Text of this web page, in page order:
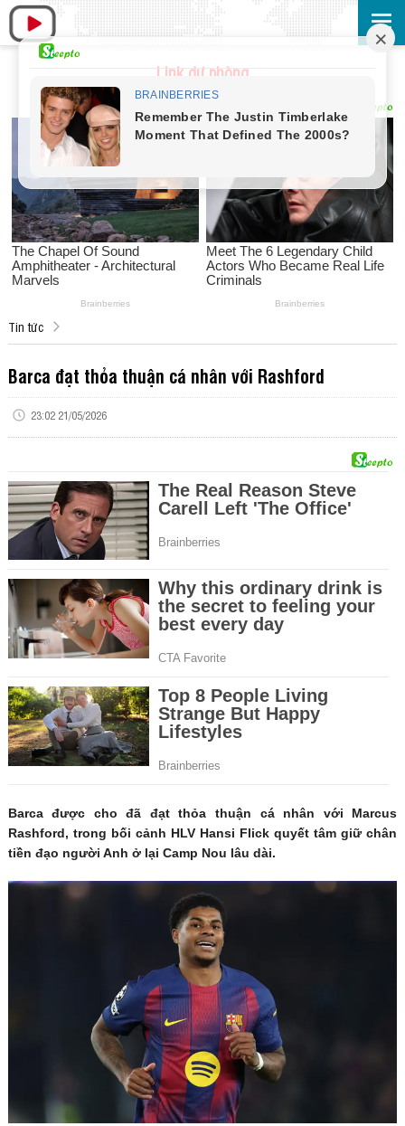
Link dự phòng
Tin tức
Barca đạt thỏa thuận cá nhân với Rashford
23:02 21/05/2026
Barca được cho đã đạt thỏa thuận cá nhân với Marcus
Rashford, trong bối cảnh HLV Hansi Flick quyết tâm giữ chân
tiền đạo người Anh ở lại Camp Nou lâu dài.